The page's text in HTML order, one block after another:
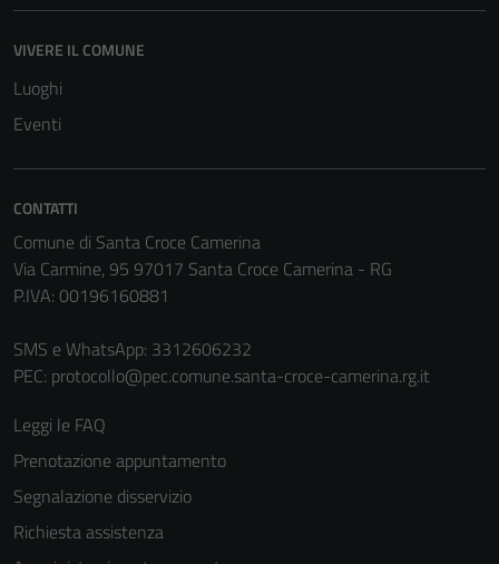
VIVERE IL COMUNE
Luoghi
Eventi
CONTATTI
Comune di Santa Croce Camerina
Via Carmine, 95 97017 Santa Croce Camerina - RG
P.IVA: 00196160881
SMS e WhatsApp: 3312606232
PEC: protocollo@pec.comune.santa-croce-camerina.rg.it
Leggi le FAQ
Prenotazione appuntamento
Segnalazione disservizio
Richiesta assistenza
funzionamento
disabilitati.
personali.